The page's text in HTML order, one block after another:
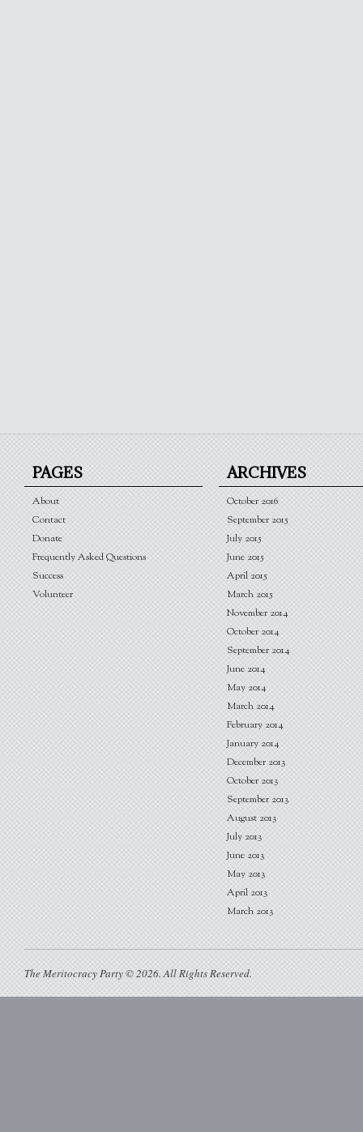
PAGES
About
Contact
Donate
Frequently Asked Questions
Success
Volunteer
ARCHIVES
October 2016
September 2015
July 2015
June 2015
April 2015
March 2015
November 2014
October 2014
September 2014
June 2014
May 2014
March 2014
February 2014
January 2014
December 2013
October 2013
September 2013
August 2013
July 2013
June 2013
May 2013
April 2013
March 2013
The Meritocracy Party © 2026. All Rights Reserved.